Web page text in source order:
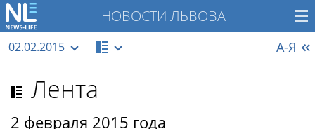
НОВОСТИ ЛЬВОВА
02.02.2015 А-Я
Лента
2 февраля 2015 года